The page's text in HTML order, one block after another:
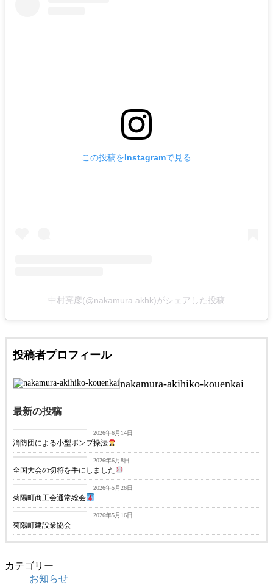
この投稿をInstagramで見る
中村亮彦(@nakamura.akhk)がシェアした投稿
投稿者プロフィール
nakamura-akihiko-kouenkai
最新の投稿
2026年6月14日
消防団による小型ポンプ操法
お知らせ
2026年6月8日
全国大会の切符を手にしました
お知らせ
2026年5月26日
菊陽町商工会通常総会
お知らせ
2026年5月16日
菊陽町建設業協会
カテゴリー
お知らせ